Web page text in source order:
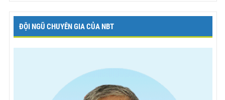
ĐỘI NGŨ CHUYÊN GIA CỦA NBT